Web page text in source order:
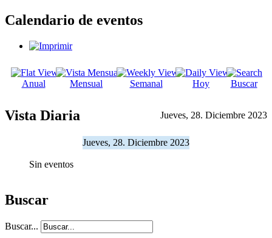
Calendario de eventos
Anual Mensual Semanal Hoy Buscar
Vista Diaria Jueves, 28. Diciembre 2023
Jueves, 28. Diciembre 2023
Sin eventos
Buscar
Buscar...